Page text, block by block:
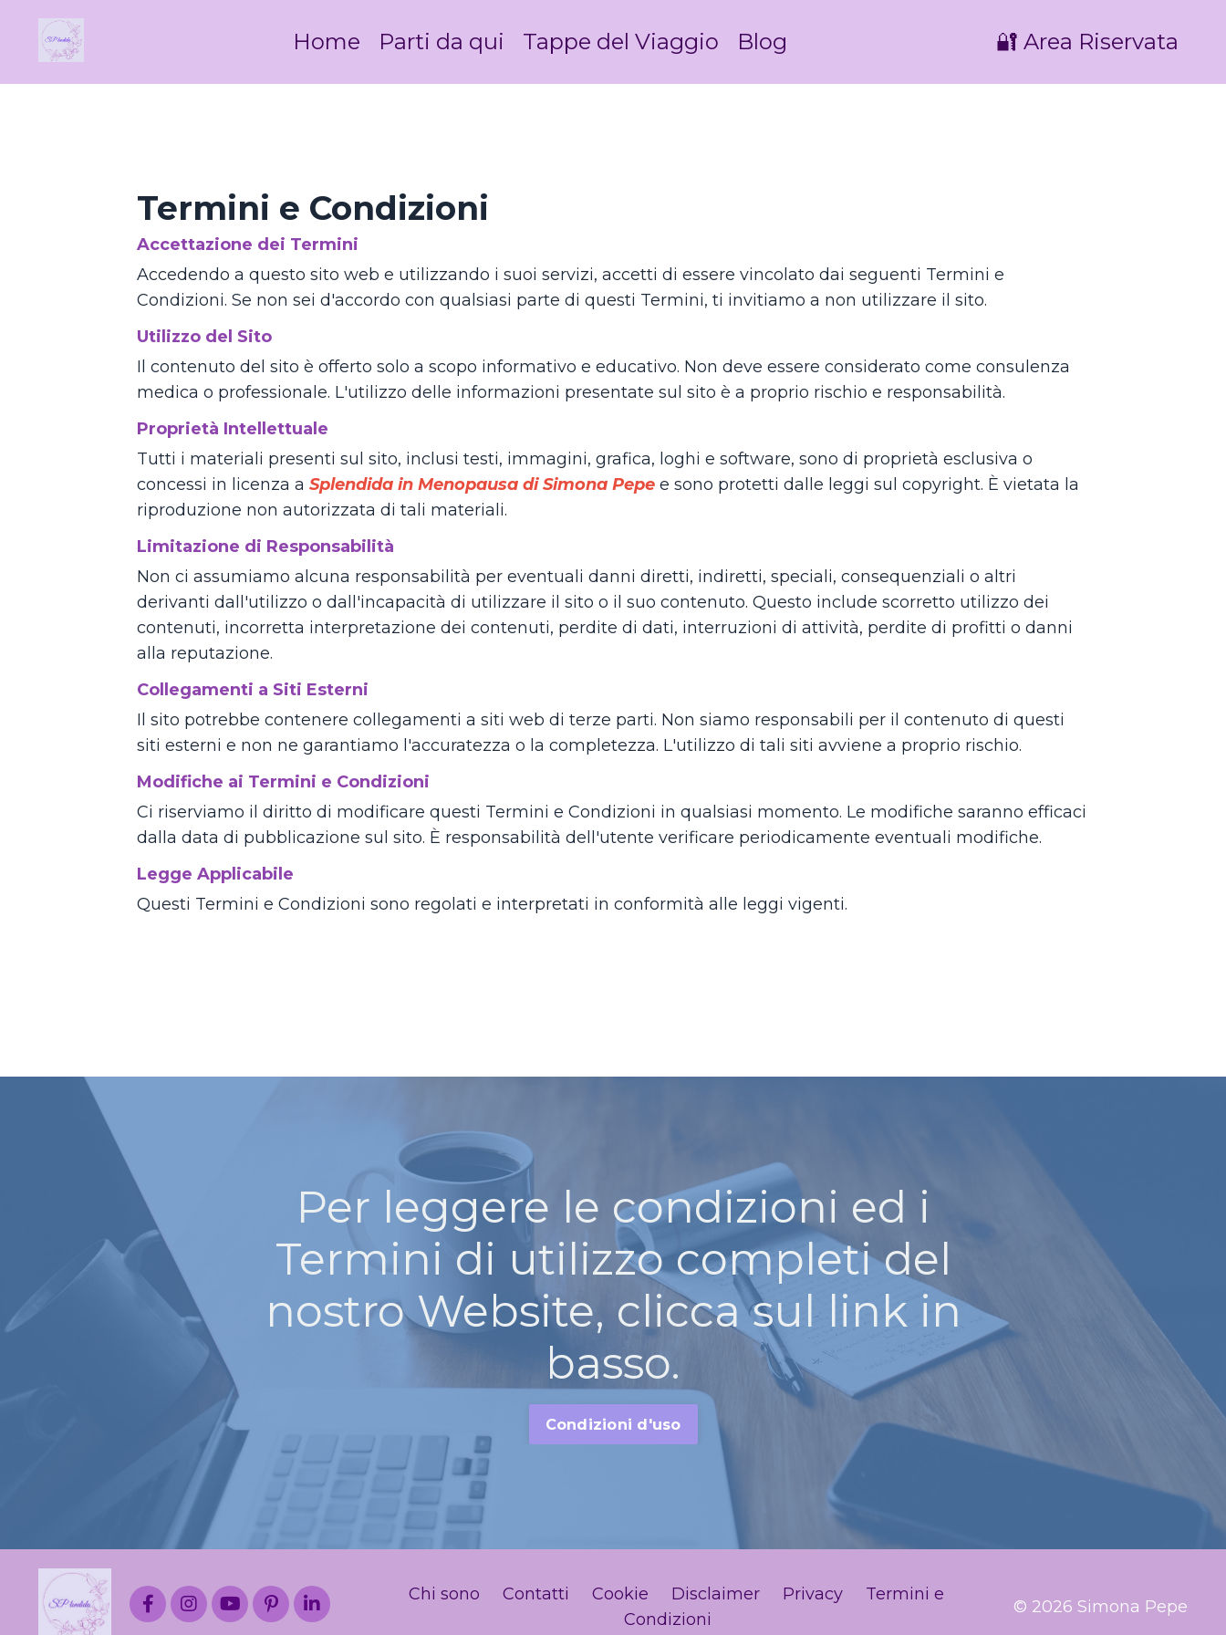
Home Parti da qui Tappe del Viaggio Blog 🔐 Area Riservata
Termini e Condizioni
Accettazione dei Termini
Accedendo a questo sito web e utilizzando i suoi servizi, accetti di essere vincolato dai seguenti Termini e
Condizioni. Se non sei d'accordo con qualsiasi parte di questi Termini, ti invitiamo a non utilizzare il sito.
Utilizzo del Sito
Il contenuto del sito è offerto solo a scopo informativo e educativo. Non deve essere considerato come consulenza
medica o professionale. L'utilizzo delle informazioni presentate sul sito è a proprio rischio e responsabilità.
Proprietà Intellettuale
Tutti i materiali presenti sul sito, inclusi testi, immagini, grafica, loghi e software, sono di proprietà esclusiva o
concessi in licenza a Splendida in Menopausa di Simona Pepe e sono protetti dalle leggi sul copyright. È vietata la
riproduzione non autorizzata di tali materiali.
Limitazione di Responsabilità
Non ci assumiamo alcuna responsabilità per eventuali danni diretti, indiretti, speciali, consequenziali o altri
derivanti dall'utilizzo o dall'incapacità di utilizzare il sito o il suo contenuto. Questo include scorretto utilizzo dei
contenuti, incorretta interpretazione dei contenuti, perdite di dati, interruzioni di attività, perdite di profitti o danni
alla reputazione.
Collegamenti a Siti Esterni
Il sito potrebbe contenere collegamenti a siti web di terze parti. Non siamo responsabili per il contenuto di questi
siti esterni e non ne garantiamo l'accuratezza o la completezza. L'utilizzo di tali siti avviene a proprio rischio.
Modifiche ai Termini e Condizioni
Ci riserviamo il diritto di modificare questi Termini e Condizioni in qualsiasi momento. Le modifiche saranno efficaci
dalla data di pubblicazione sul sito. È responsabilità dell'utente verificare periodicamente eventuali modifiche.
Legge Applicabile
Questi Termini e Condizioni sono regolati e interpretati in conformità alle leggi vigenti.
Per leggere le condizioni ed i
Termini di utilizzo completi del
nostro Website, clicca sul link in
basso.
Condizioni d'uso
Chi sono Contatti Cookie Disclaimer Privacy
Termini e
Condizioni
© 2026 Simona Pepe